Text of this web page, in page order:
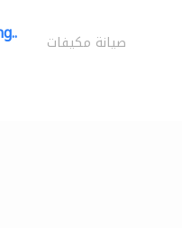
صيانة مكيفات